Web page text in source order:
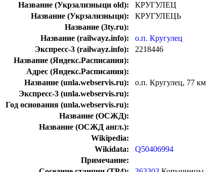
Название (Укрзализныци old):
КРУГУЛЕЦ
Название (Укрзализныци):
КРУГУЛЕЦЬ
Название (3ty.ru):
Название (railwayz.info):
о.п. Кругулец
Экспресс-3 (railwayz.info):
2218446
Название (Яндекс.Расписания):
Адрес (Яндекс.Расписания):
Название (unla.webservis.ru):
о.п. Кругулец, 77 км
Экспресс-3 (unla.webservis.ru):
Год основания (unla.webservis.ru):
Название (ОСЖД):
Название (ОСЖД англ.):
Wikipedia:
Wikidata:
Q50406994
Примечание: